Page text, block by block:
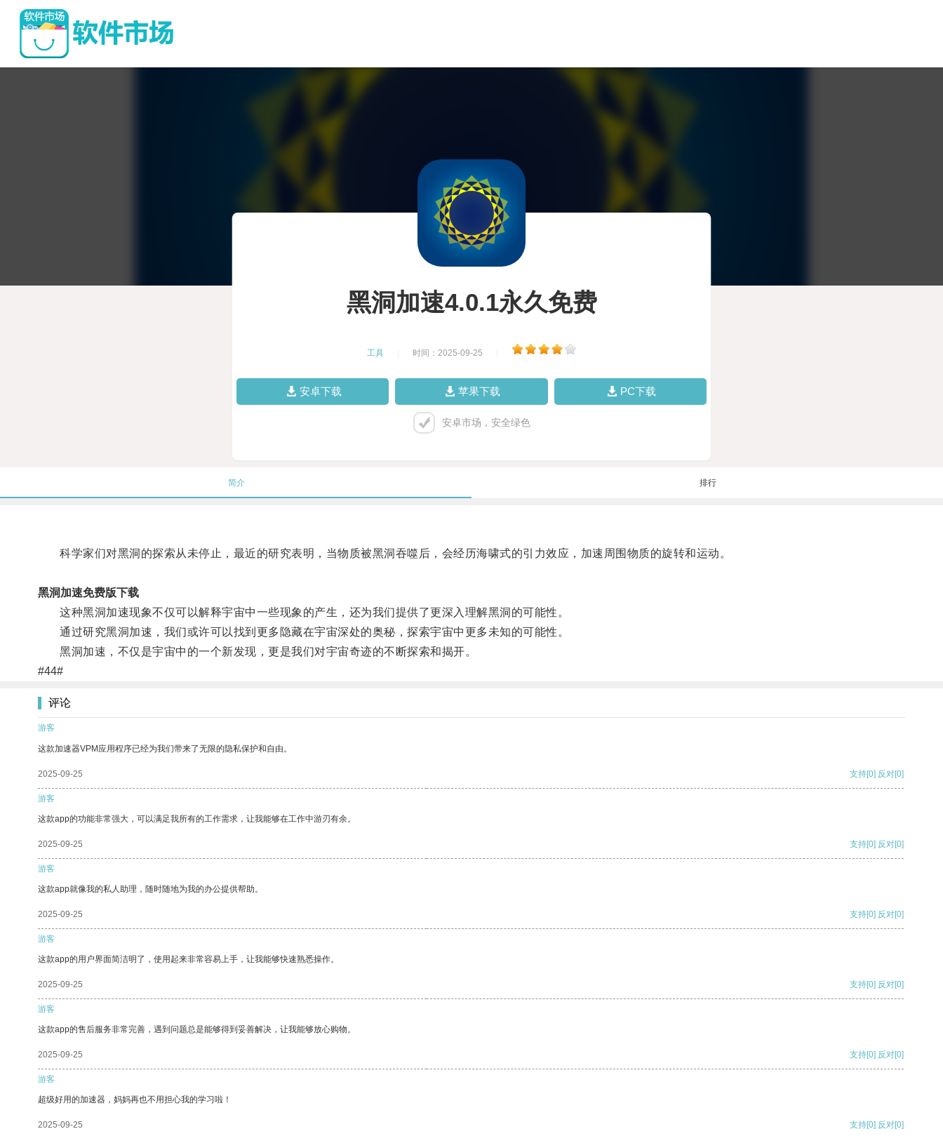
黑洞加速4.0.1永久免费
工具 时间：2025-09-25
安卓下载 苹果下载 PC下载
安卓市场，安全绿色
简介 排行
科学家们对黑洞的探索从未停止，最近的研究表明，当物质被黑洞吞噬后，会经历海啸式的引力效应，加速周围物质的旋转和运动。
黑洞加速免费版下载
这种黑洞加速现象不仅可以解释宇宙中一些现象的产生，还为我们提供了更深入理解黑洞的可能性。
通过研究黑洞加速，我们或许可以找到更多隐藏在宇宙深处的奥秘，探索宇宙中更多未知的可能性。
黑洞加速，不仅是宇宙中的一个新发现，更是我们对宇宙奇迹的不断探索和揭开。
#44#
评论
游客
这款加速器VPM应用程序已经为我们带来了无限的隐私保护和自由。
2025-09-25 支持[0] 反对[0]
游客
这款app的功能非常强大，可以满足我所有的工作需求，让我能够在工作中游刃有余。
2025-09-25 支持[0] 反对[0]
游客
这款app就像我的私人助理，随时随地为我的办公提供帮助。
2025-09-25 支持[0] 反对[0]
游客
这款app的用户界面简洁明了，使用起来非常容易上手，让我能够快速熟悉操作。
2025-09-25 支持[0] 反对[0]
游客
这款app的售后服务非常完善，遇到问题总是能够得到妥善解决，让我能够放心购物。
2025-09-25 支持[0] 反对[0]
游客
超级好用的加速器，妈妈再也不用担心我的学习啦！
2025-09-25 支持[0] 反对[0]